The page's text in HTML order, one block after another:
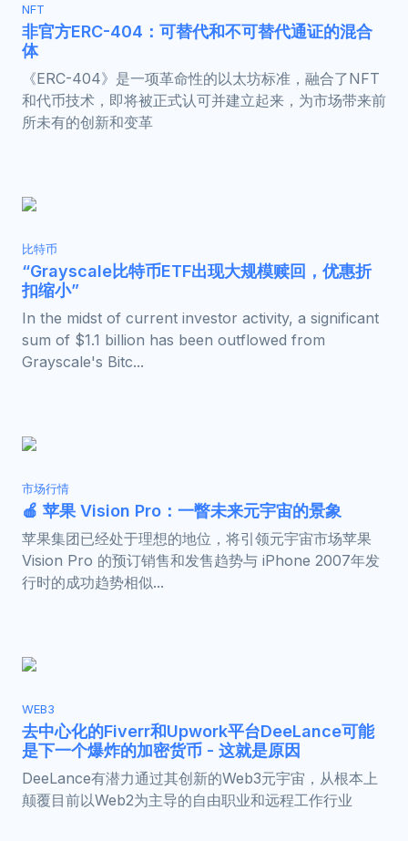
NFT
非官方ERC-404：可替代和不可替代通证的混合
体
《ERC-404》是一项革命性的以太坊标准，融合了NFT
和代币技术，即将被正式认可并建立起来，为市场带来前
所未有的创新和变革
比特币
“Grayscale比特币ETF出现大规模赎回，优惠折
扣缩小”
In the midst of current investor activity, a significant
sum of $1.1 billion has been outflowed from
Grayscale's Bitc...
市场行情
🍎 苹果 Vision Pro：一瞥未来元宇宙的景象
苹果集团已经处于理想的地位，将引领元宇宙市场苹果
Vision Pro 的预订销售和发售趋势与 iPhone 2007年发
行时的成功趋势相似...
WEB3
去中心化的Fiverr和Upwork平台DeeLance可能
是下一个爆炸的加密货币 - 这就是原因
DeeLance有潜力通过其创新的Web3元宇宙，从根本上
颠覆目前以Web2为主导的自由职业和远程工作行业